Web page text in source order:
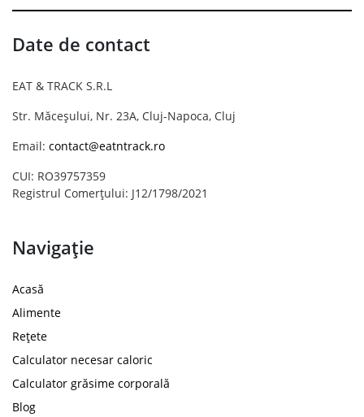
Date de contact
EAT & TRACK S.R.L
Str. Măceșului, Nr. 23A, Cluj-Napoca, Cluj
Email: contact@eatntrack.ro
CUI: RO39757359
Registrul Comerțului: J12/1798/2021
Navigație
Acasă
Alimente
Rețete
Calculator necesar caloric
Calculator grăsime corporală
Blog